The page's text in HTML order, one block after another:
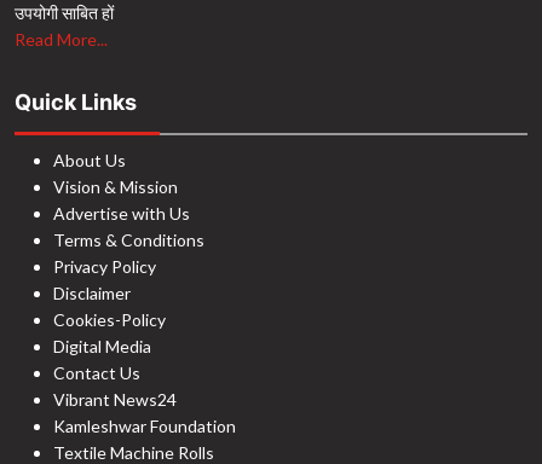
उपयोगी साबित हों
Read More...
Quick Links
About Us
Vision & Mission
Advertise with Us
Terms & Conditions
Privacy Policy
Disclaimer
Cookies-Policy
Digital Media
Contact Us
Vibrant News24
Kamleshwar Foundation
Textile Machine Rolls